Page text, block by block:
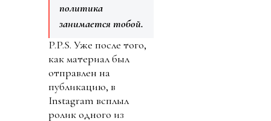
политика
занимается тобой.
P.P.S. Уже после того,
как материал был
отправлен на
публикацию, в
Instagram всплыл
ролик одного из